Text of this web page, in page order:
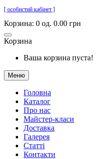
[ особистий кабінет ]
Корзина: 0 од. 0.00 грн
Корзина
Ваша корзина пуста!
Меню
Головна
Каталог
Про нас
Майстер-класи
Доставка
Галерея
Статтi
Контакти